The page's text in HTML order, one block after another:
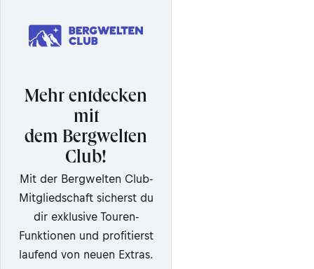
Mehr entdecken
mit
dem Bergwelten
Club!
Mit der Bergwelten Club-
Mitgliedschaft sicherst du
dir exklusive Touren-
Funktionen und profitierst
laufend von neuen Extras.